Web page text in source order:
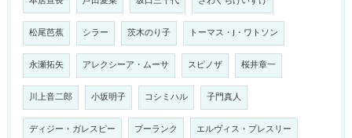
松尾芭蕉 シラー 茨木のり子 トーマス・J・ワトソン
永瀬拓矢 アレクシーア・ムーサ スピノザ 桜井章一
川上音二郎 小坂明子 コシミハル 子門真人
ディジー・ガレスピー プーランク エルヴィス・プレスリー